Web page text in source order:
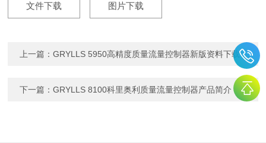
文件下载 图片下载
上一篇：GRYLLS 5950高精度质量流量控制器新版资料下载
下一篇：GRYLLS 8100科里奥利质量流量控制器产品简介